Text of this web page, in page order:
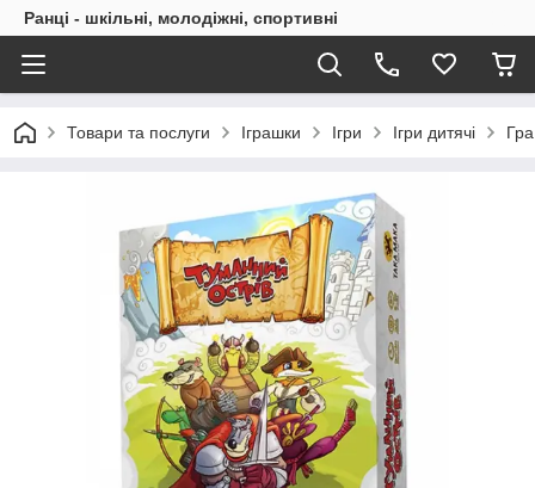
Ранці - шкільні, молодіжні, спортивні
Товари та послуги Іграшки Ігри Ігри дитячі